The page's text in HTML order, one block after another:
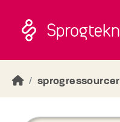
sprogressourcer